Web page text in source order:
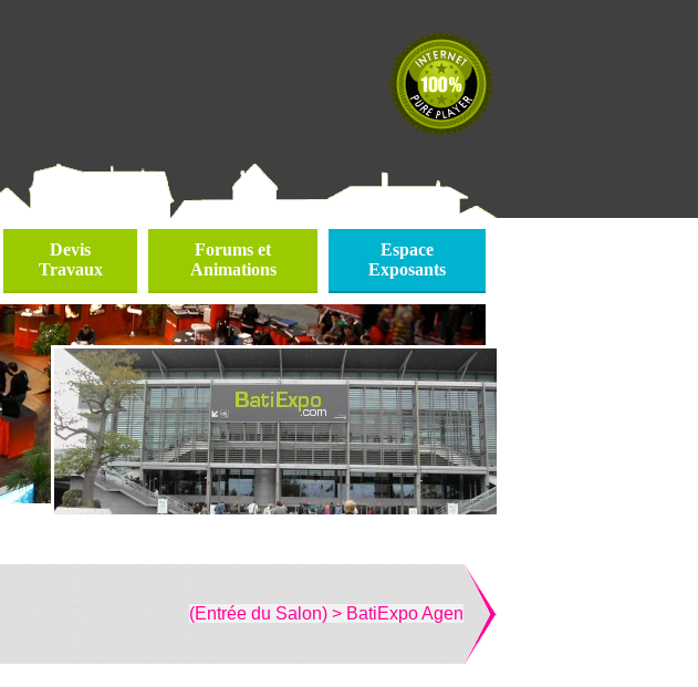
Devis
Travaux
Forums et
Animations
Espace
Exposants
(Entrée du Salon) > BatiExpo Agen